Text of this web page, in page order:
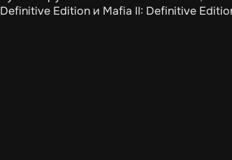
Definitive Edition и Mafia II: Definitive